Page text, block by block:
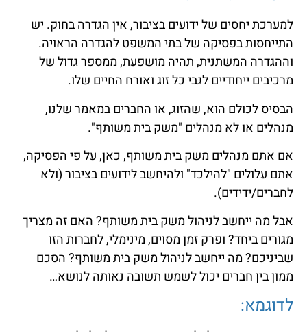
למערכת יחסים של ידועים בציבור, אין הגדרה בחוק. יש
התייחסות בפסיקה של בתי המשפט להגדרה הראויה.
וההגדרה המשתנית, תהיה מושפעת, ממספר גדול של
מרכיבים ייחודיים לגבי כל זוג ואורח החיים שלו.
הבסיס לכולם הוא, שהזוג, או החברים במאמר שלנו,
מנהלים או לא מנהלים "משק בית משותף".
אם אתם מנהלים משק בית משותף, כאן, על פי הפסיקה,
אתם עלולים "להילכד" ולהיחשב לידועים בציבור (ולא
לחברים/ידידים).
אבל מה ייחשב לניהול משק בית משותף? האם זה מצריך
מגורים ביחד? ופרק זמן מסוים, מינימלי, לחברות הזו
שביניכם? מה ייחשב לניהול משק בית משותף? הסכם
ממון בין חברים יכול לשמש תשובה נאותה לנושא…
לדוגמא: